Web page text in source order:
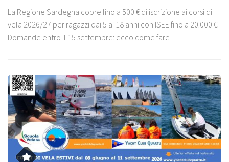
La Regione Sardegna copre fino a 500 € di iscrizione ai corsi di
vela 2026/27 per ragazzi dai 5 ai 18 anni con ISEE fino a 20.000 €.
Domande entro il 15 settembre: ecco come fare